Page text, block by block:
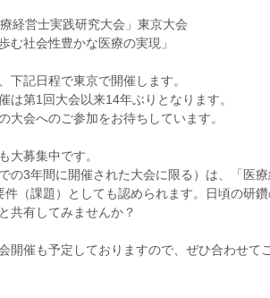
経営士実践研究大会」東京大会
会性豊かな医療の実現」
記日程で東京で開催します。
第1回大会以来14年ぶりとなります。
会へのご参加をお待ちしています。
募集中です。
3年間に開催された大会に限る）は、「医療
課題）としても認められます。日頃の研鑽
有してみませんか？
催も予定しておりますので、ぜひ合わせて